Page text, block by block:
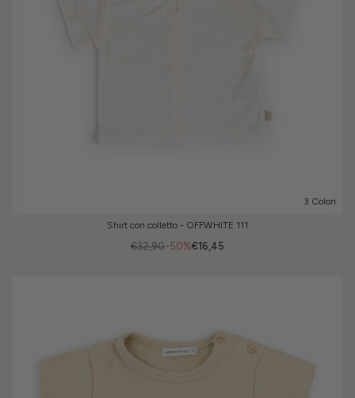
3 Colori
Shirt con colletto - OFFWHITE 111
-50%
€32,90 €16,45